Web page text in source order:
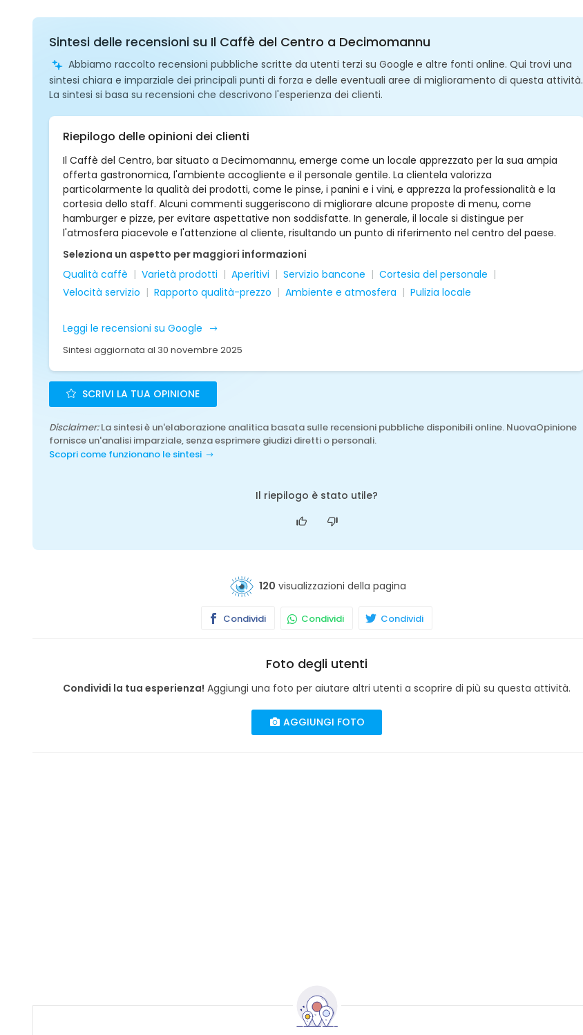
Sintesi delle recensioni su Il Caffè del Centro a Decimomannu
Abbiamo raccolto recensioni pubbliche scritte da utenti terzi su Google e altre fonti online. Qui trovi una
sintesi chiara e imparziale dei principali punti di forza e delle eventuali aree di miglioramento di questa attività.
La sintesi si basa su recensioni che descrivono l'esperienza dei clienti.
Riepilogo delle opinioni dei clienti
Il Caffè del Centro, bar situato a Decimomannu, emerge come un locale apprezzato per la sua ampia
offerta gastronomica, l'ambiente accogliente e il personale gentile. La clientela valorizza
particolarmente la qualità dei prodotti, come le pinse, i panini e i vini, e apprezza la professionalità e la
cortesia dello staff. Alcuni commenti suggeriscono di migliorare alcune proposte di menu, come
hamburger e pizze, per evitare aspettative non soddisfatte. In generale, il locale si distingue per
l'atmosfera piacevole e l'attenzione al cliente, risultando un punto di riferimento nel centro del paese.
Seleziona un aspetto per maggiori informazioni
Qualità caffè
Varietà prodotti Aperitivi Servizio bancone
Cortesia del personale
Velocità servizio
Rapporto qualità-prezzo Ambiente e atmosfera Pulizia locale
Leggi le recensioni su Google
Sintesi aggiornata al 30 novembre 2025
SCRIVI LA TUA OPINIONE
Disclaimer:La sintesi è un'elaborazione analitica basata sulle recensioni pubbliche disponibili online. NuovaOpinione
fornisce un'analisi imparziale, senza esprimere giudizi diretti o personali.
Scopri come funzionano le sintesi
Il riepilogo è stato utile?
120 visualizzazioni della pagina
Condividi Condividi Condividi
Foto degli utenti
Condividi la tua esperienza! Aggiungi una foto per aiutare altri utenti a scoprire di più su questa attività.
AGGIUNGI FOTO